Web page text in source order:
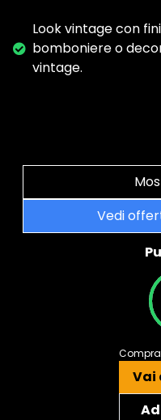
Look vintage con
bomboniere o
vintage.
Vedi
Vai